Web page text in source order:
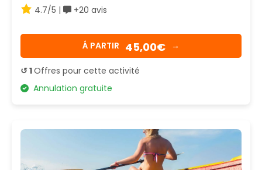
4.7/5 |
+20 avis
Á PARTIR 45,00€ →
↺ 1Offres pour cette activité
Annulation gratuite